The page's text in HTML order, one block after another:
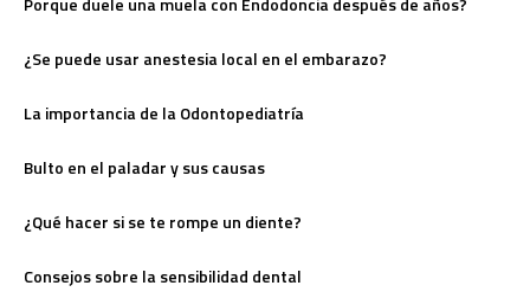
¿Se puede usar anestesia local en el embarazo?
La importancia de la Odontopediatría
Bulto en el paladar y sus causas
¿Qué hacer si se te rompe un diente?
Consejos sobre la sensibilidad dental